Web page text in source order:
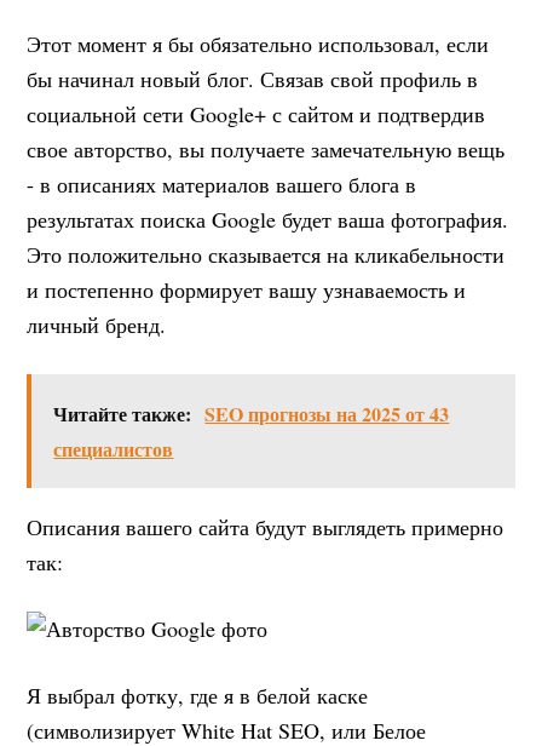
Этот момент я бы обязательно использовал, если
бы начинал новый блог. Связав свой профиль в
социальной сети Google+ с сайтом и подтвердив
свое авторство, вы получаете замечательную вещь
- в описаниях материалов вашего блога в
результатах поиска Google будет ваша фотография.
Это положительно сказывается на кликабельности
и постепенно формирует вашу узнаваемость и
личный бренд.
Читайте также: SEO прогнозы на 2025 от 43
специалистов
Описания вашего сайта будут выглядеть примерно
так:
Я выбрал фотку, где я в белой каске
(символизирует White Hat SEO, или Белое